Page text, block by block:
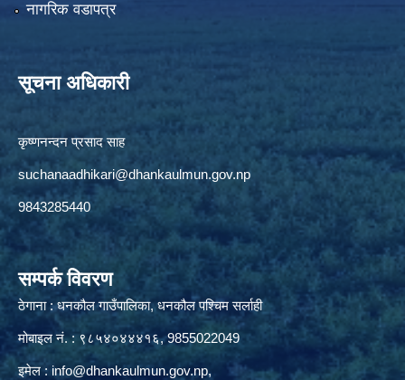
नागरिक वडापत्र
सूचना अधिकारी
कृष्णनन्दन प्रसाद साह
suchanaadhikari@dhankaulmun.gov.np
9843285440
सम्पर्क विवरण
ठेगाना : धनकौल गाउँपालिका, धनकौल पश्चिम सर्लाही
मोबाइल नं. : ९८५४०४४४१६, 9855022049
इमेल : info@dhankaulmun.gov.np,